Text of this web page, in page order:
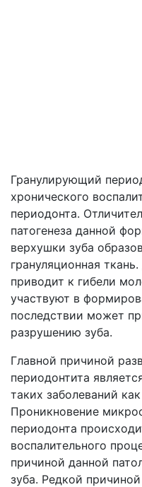
Гранулирующий
хронического
периодонта.
патогенеза данной
верхушки зуба
грануляционная
приводит к гибели
участвуют в
последствии может
разрушению зуба.
Главной причиной
периодонтита
таких заболеваний
Проникновение
периодонта
воспалительного
причиной данной
зуба. Редкой